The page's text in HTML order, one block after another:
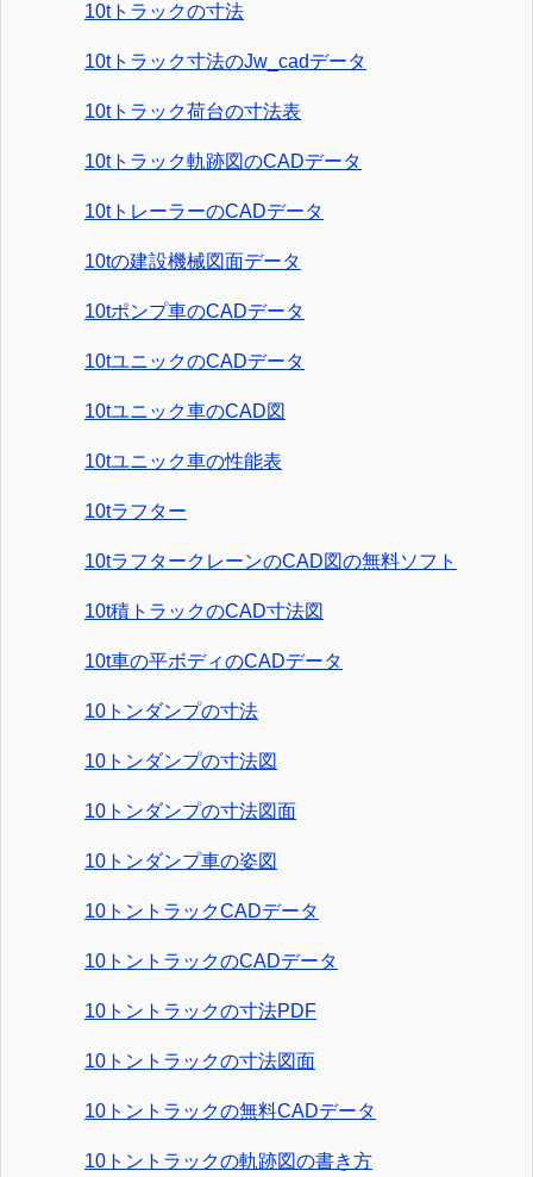
10tトラックの寸法
10tトラック寸法のJw_cadデータ
10tトラック荷台の寸法表
10tトラック軌跡図のCADデータ
10tトレーラーのCADデータ
10tの建設機械図面データ
10tポンプ車のCADデータ
10tユニックのCADデータ
10tユニック車のCAD図
10tユニック車の性能表
10tラフター
10tラフタークレーンのCAD図の無料ソフト
10t積トラックのCAD寸法図
10t車の平ボディのCADデータ
10トンダンプの寸法
10トンダンプの寸法図
10トンダンプの寸法図面
10トンダンプ車の姿図
10トントラックCADデータ
10トントラックのCADデータ
10トントラックの寸法PDF
10トントラックの寸法図面
10トントラックの無料CADデータ
10トントラックの軌跡図の書き方